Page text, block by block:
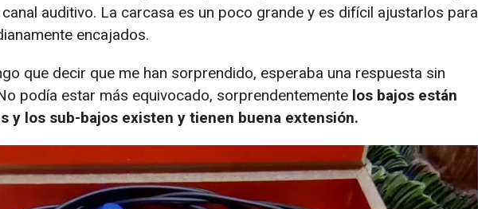
auditivo. La carcasa es un poco grande y es difícil ajustarlos para
encajados.
que decir que me han sorprendido, esperaba una respuesta sin
podía estar más equivocado, sorprendentemente los bajos están
y los sub-bajos existen y tienen buena extensión.